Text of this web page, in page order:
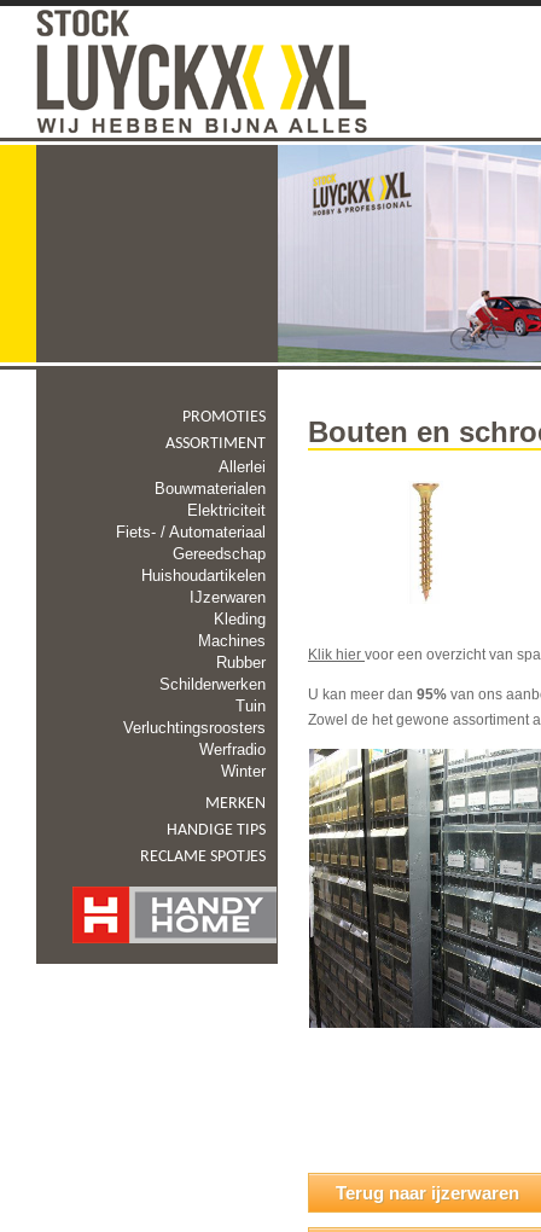
PROMOTIES
ASSORTIMENT
Allerlei
Bouwmaterialen
Elektriciteit
Fiets- / Automateriaal
Gereedschap
Huishoudartikelen
IJzerwaren
Kleding
Machines
Rubber
Schilderwerken
Tuin
Verluchtingsroosters
Werfradio
Winter
MERKEN
HANDIGE TIPS
RECLAME SPOTJES
Bouten en
Klik hier voor een overzicht van
U kan meer dan 95% van ons
Zowel de het gewone assortiment
Terug naar ijzerwaren